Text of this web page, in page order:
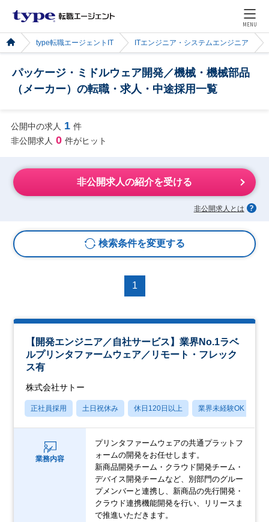
MENU
type転職エージェントIT ITエンジニア・システムエンジニア
パッケージ・ミドルウェア開発／機械・機械部品
（メーカー）の転職・求人・中途採用一覧
公開中の求人 1 件
非公開求人 0 件がヒット
非公開求人の紹介を受ける
非公開求人とは
検索条件を変更する
1
【開発エンジニア／自社サービス】業界No.1ラベ
ルプリンタファームウェア／リモート・フレック
ス有
株式会社サトー
正社員採用 土日祝休み 休日120日以上 業界未経験OK
業務内容
プリンタファームウェアの共通プラットフ
ォームの開発をお任せします。
新商品開発チーム・クラウド開発チーム・
デバイス開発チームなど、別部門のグルー
プメンバーと連携し、新商品の先行開発・
クラウド連携機能開発を行い、リリースま
で推進いただきます。